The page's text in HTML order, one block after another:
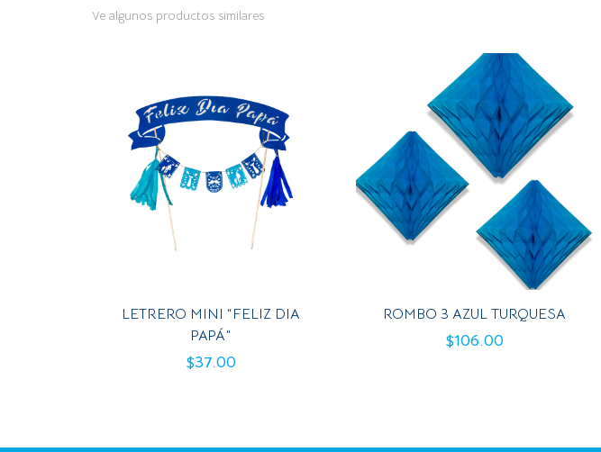
Ve algunos productos similares
LETRERO MINI “FELIZ DIA
PAPÁ”
$37.00
ROMBO 3 AZUL TURQUESA
$106.00